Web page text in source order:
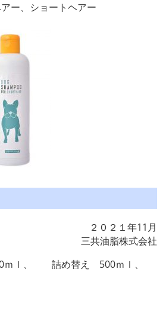
ー、ショートヘアー
２０２１年11月
三共油脂株式会社
、 詰め替え 500ｍｌ、